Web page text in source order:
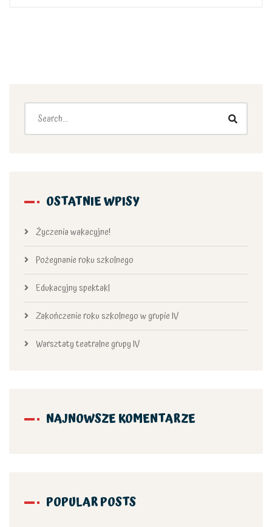
OSTATNIE WPISY
Życzenia wakacyjne!
Pożegnanie roku szkolnego
Edukacyjny spektakl
Zakończenie roku szkolnego w grupie IV
Warsztaty teatralne grupy IV
NAJNOWSZE KOMENTARZE
POPULAR POSTS